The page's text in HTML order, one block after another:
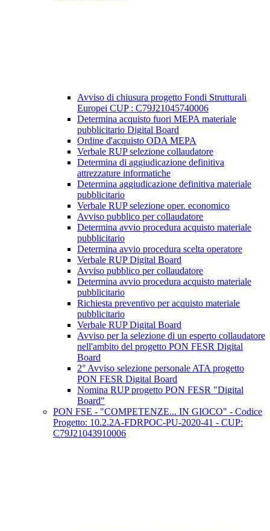
Avviso di chiusura progetto Fondi Strutturali
Europei CUP : C79J21045740006
Determina acquisto fuori MEPA materiale
pubblicitario Digital Board
Ordine d'acquisto ODA MEPA
Verbale RUP selezione collaudatore
Determina di aggiudicazione definitiva
attrezzature informatiche
Determina aggiudicazione definitiva materiale
pubblicitario
Verbale RUP selezione oper. economico
Avviso pubblico per collaudatore
Determina avvio procedura acquisto materiale
pubblicitario
Determina avvio procedura scelta operatore
Verbale RUP Digital Board
Avviso pubblico per collaudatore
Determina avvio procedura acquisto materiale
pubblicitario
Richiesta preventivo per acquisto materiale
pubblicitario
Verbale RUP Digital Board
Avviso per la selezione di un esperto collaudatore
nell'ambito del progetto PON FESR Digital
Board
2° Avviso selezione personale ATA progetto
PON FESR Digital Board
Nomina RUP progetto PON FESR "Digital
Board"
PON FSE - "COMPETENZE... IN GIOCO" - Codice
Progetto: 10.2.2A-FDRPOC-PU-2020-41 - CUP:
C79J21043910006